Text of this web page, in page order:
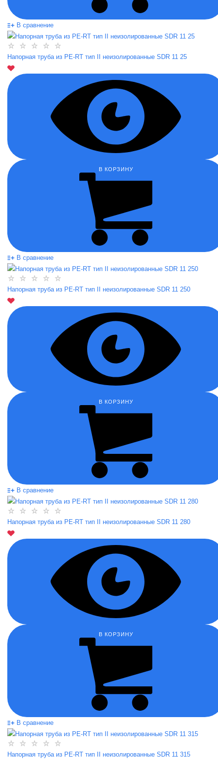
В сравнение
Напорная труба из PE-RT тип II неизолированные SDR 11 25
В КОРЗИНУ
В сравнение
Напорная труба из PE-RT тип II неизолированные SDR 11 250
В КОРЗИНУ
В сравнение
Напорная труба из PE-RT тип II неизолированные SDR 11 280
В КОРЗИНУ
В сравнение
Напорная труба из PE-RT тип II неизолированные SDR 11 315